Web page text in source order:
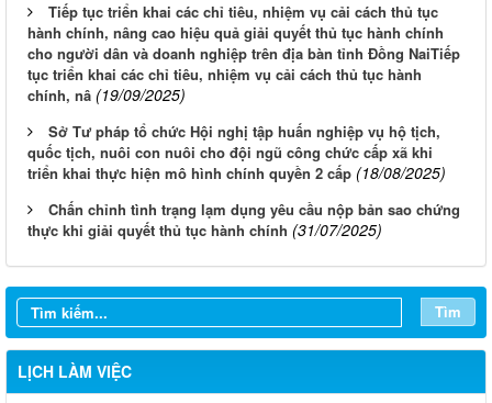
Tiếp tục triển khai các chỉ tiêu, nhiệm vụ cải cách thủ tục
hành chính, nâng cao hiệu quả giải quyết thủ tục hành chính
cho người dân và doanh nghiệp trên địa bàn tỉnh Đồng NaiTiếp
tục triển khai các chỉ tiêu, nhiệm vụ cải cách thủ tục hành
chính, nâ (19/09/2025)
Sở Tư pháp tổ chức Hội nghị tập huấn nghiệp vụ hộ tịch,
quốc tịch, nuôi con nuôi cho đội ngũ công chức cấp xã khi
triển khai thực hiện mô hình chính quyền 2 cấp (18/08/2025)
Chấn chỉnh tình trạng lạm dụng yêu cầu nộp bản sao chứng
thực khi giải quyết thủ tục hành chính (31/07/2025)
Tìm
LỊCH LÀM VIỆC
LỊCH CÔNG TÁC TUẦN 13 NĂM 2026 CỦA BAN GIÁM ĐỐC
SỞ TƯ PHÁP
LỊCH CÔNG TÁC TUẦN 10 NĂM 2026 CỦA BAN GIÁM ĐỐC
SỞ TƯ PHÁP
LỊCH CÔNG TÁC TUẦN 09 NĂM 2026 CỦA BAN GIÁM ĐỐC
SỞ TƯ PHÁP